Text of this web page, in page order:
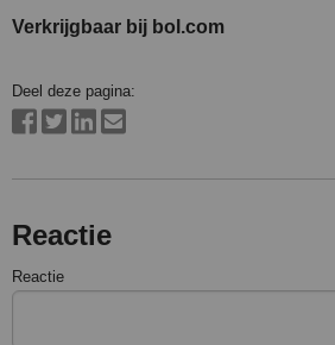
Verkrijgbaar bij bol.com
Deel deze pagina:
Reactie
Reactie